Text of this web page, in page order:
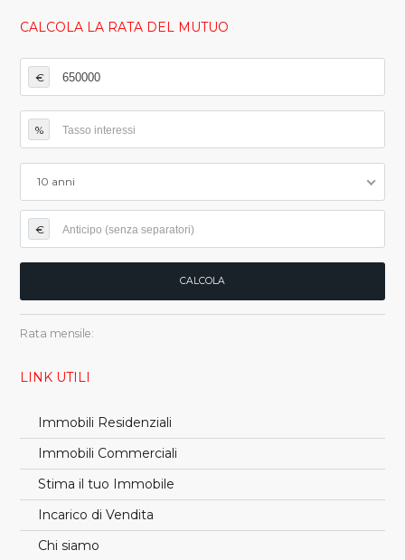
CALCOLA LA RATA DEL MUTUO
€
%
10 anni
€
Rata mensile:
LINK UTILI
Immobili Residenziali
Immobili Commerciali
Stima il tuo Immobile
Incarico di Vendita
Chi siamo